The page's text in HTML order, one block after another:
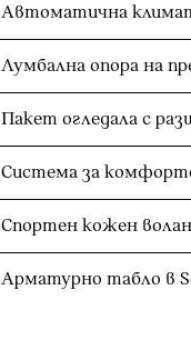
Автоматична
Лумбална опора на
Пакет огледала с
Система за
Спортен кожен волан
Арматурно табло в